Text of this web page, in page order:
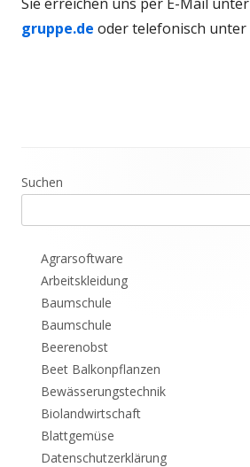
gruppe.de oder telefonisch unter
Haupt-
Seitenleiste
Suchen
Agrarsoftware
Arbeitskleidung
Baumschule
Baumschule
Beerenobst
Beet Balkonpflanzen
Bewässerungstechnik
Biolandwirtschaft
Blattgemüse
Datenschutzerklärung